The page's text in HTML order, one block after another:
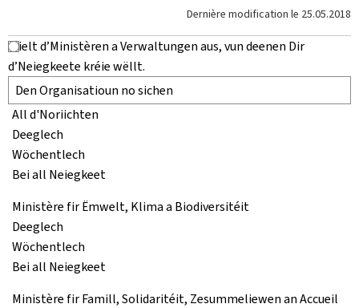
Dernière modification le 25.05.2018
Wielt d’Ministèren a Verwaltungen aus, vun deenen Dir
d’Neiegkeete kréie wëllt.
All d'Noriichten
Deeglech
Wöchentlech
Bei all Neiegkeet
Ministère fir Ëmwelt, Klima a Biodiversitéit
Deeglech
Wöchentlech
Bei all Neiegkeet
Ministère fir Famill, Solidaritéit, Zesummeliewen an Accueil